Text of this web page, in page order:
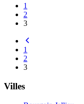
1
2
3
1
2
3
Villes